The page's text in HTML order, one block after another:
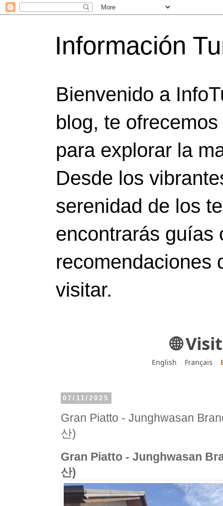
Información
Bienvenido a
blog, te
para explorar la
Desde los
serenidad de los
encontrarás guías
recomendaciones
visitar.
🌐
English Français
07/11/2025
Gran Piatto - Junghwasan
산)
Gran Piatto - Junghwasan
산)